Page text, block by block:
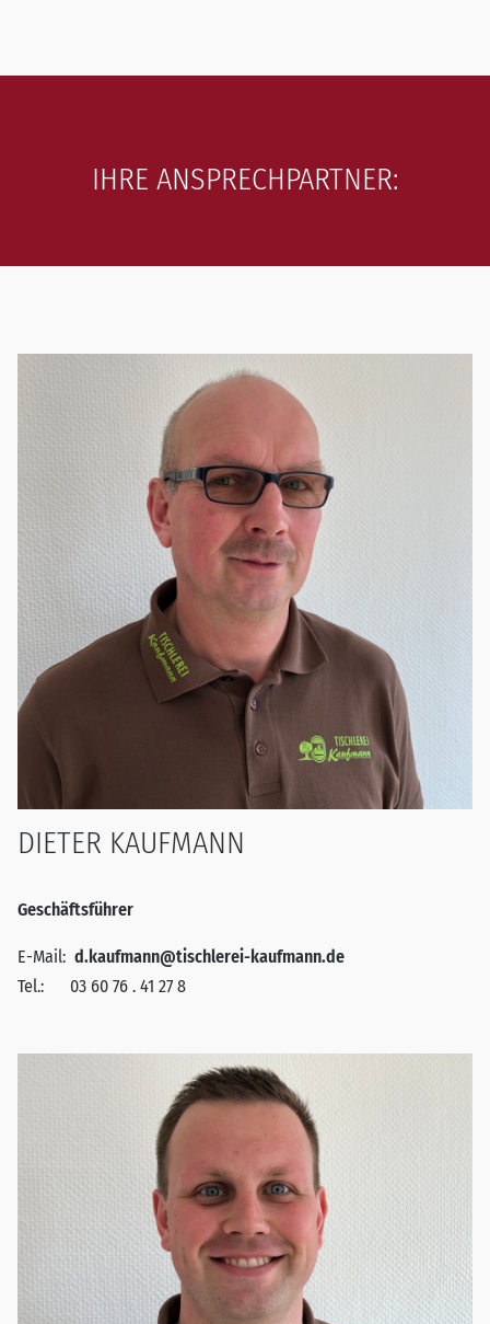
IHRE ANSPRECHPARTNER:
DIETER KAUFMANN
Geschäftsführer
E-Mail: d.kaufmann@tischlerei-kaufmann.de
Tel.: 03 60 76 . 41 27 8